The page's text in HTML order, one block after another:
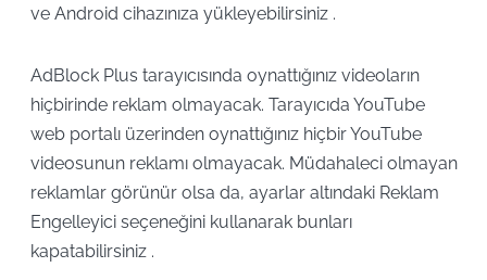
ve Android cihazınıza yükleyebilirsiniz .
AdBlock Plus tarayıcısında oynattığınız videoların
hiçbirinde reklam olmayacak. Tarayıcıda YouTube
web portalı üzerinden oynattığınız hiçbir YouTube
videosunun reklamı olmayacak. Müdahaleci olmayan
reklamlar görünür olsa da, ayarlar altındaki Reklam
Engelleyici seçeneğini kullanarak bunları
kapatabilirsiniz .